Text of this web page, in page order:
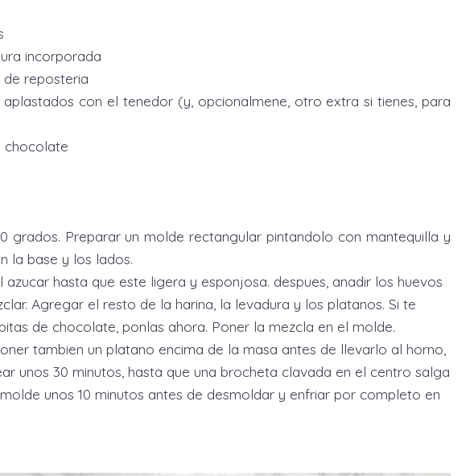
incorporada
de reposteria
con el tenedor (y, opcionalmene, otro extra si tienes, para
chocolate
grados. Preparar un molde rectangular pintandolo con mantequilla y
la base y los lados.
hasta que este ligera y esponjosa. despues, anadir los huevos
Agregar el resto de la harina, la levadura y los platanos. Si te
de chocolate, ponlas ahora. Poner la mezcla en el molde.
tambien un platano encima de la masa antes de llevarlo al horno,
unos 30 minutos, hasta que una brocheta clavada en el centro salga
unos 10 minutos antes de desmoldar y enfriar por completo en